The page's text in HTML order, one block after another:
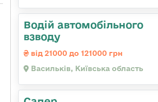
Водій автомобільного
взводу
від 21000 до 121000 грн
Васильків, Київська область